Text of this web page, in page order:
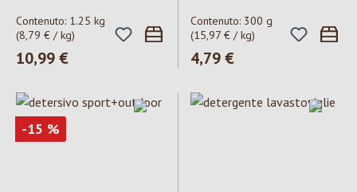
Contenuto: 1.25 kg
(8,79 € / kg)
Prezzo normale:
10,99 €
Contenuto: 300 g
(15,97 € / kg)
Prezzo normale:
4,79 €
-15 Sconto
%